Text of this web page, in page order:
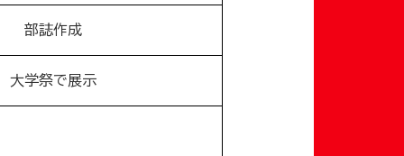
部誌作成
大学祭で展示